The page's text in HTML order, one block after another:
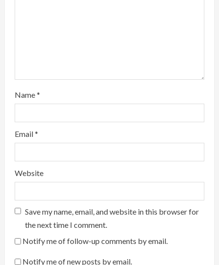
Name*
Email*
Website
Save my name, email, and website in this browser for
the next time I comment.
Notify me of follow-up comments by email.
Notify me of new posts by email.